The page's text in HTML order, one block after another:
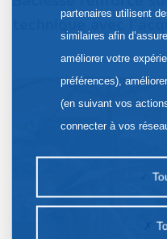
technique avec
partenaires utilisent
similaires afin
améliorer votre
préférences),
(en suivant vos
connecter à vos
la publicité
nos partenaires.